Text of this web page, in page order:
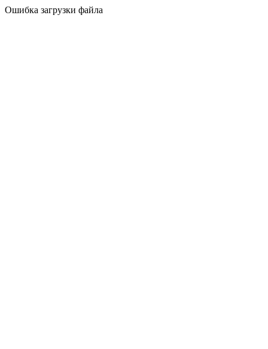
Ошибка загрузки файла